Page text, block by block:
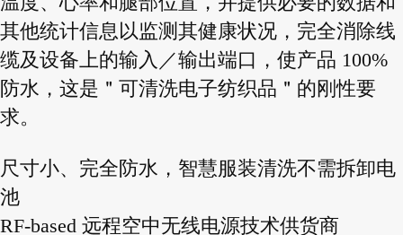
其他统计信息以监测其健康状况，完全消除线
缆及设备上的输入／输出端口，使产品 100%
防水，这是＂可清洗电子纺织品＂的刚性要
求。
尺寸小、完全防水，智慧服装清洗不需拆卸电
池
RF-based 远程空中无线电源技术供货商